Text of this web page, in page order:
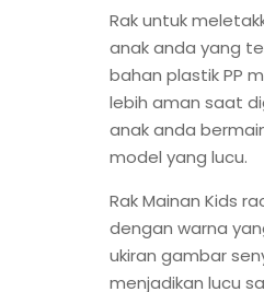
Rak untuk
anak anda yang
bahan plastik PP
lebih aman saat
anak anda
model yang lucu.
Rak Mainan Kids
dengan warna
ukiran gambar
menjadikan lucu